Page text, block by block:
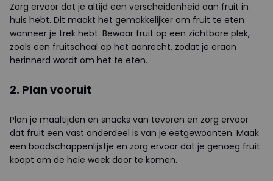
Zorg ervoor dat je altijd een verscheidenheid aan fruit in
huis hebt. Dit maakt het gemakkelijker om fruit te eten
wanneer je trek hebt. Bewaar fruit op een zichtbare plek,
zoals een fruitschaal op het aanrecht, zodat je eraan
herinnerd wordt om het te eten.
2. Plan vooruit
Plan je maaltijden en snacks van tevoren en zorg ervoor
dat fruit een vast onderdeel is van je eetgewoonten. Maak
een boodschappenlijstje en zorg ervoor dat je genoeg fruit
koopt om de hele week door te komen.